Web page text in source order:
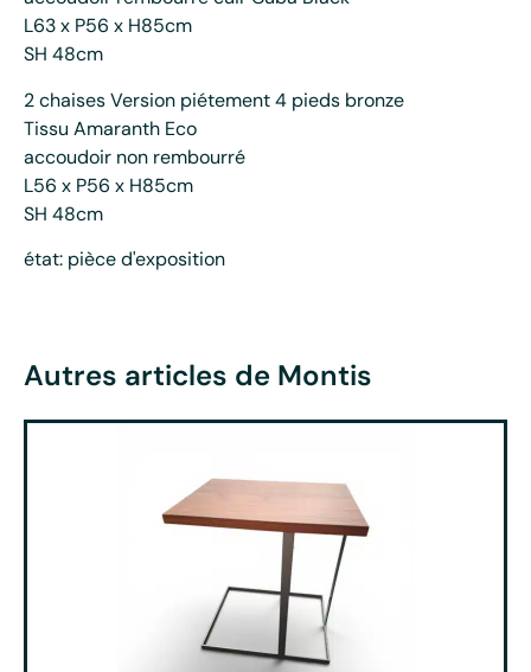
L63 x P56 x H85cm
SH 48cm
2 chaises Version piétement 4 pieds bronze
Tissu Amaranth Eco
accoudoir non rembourré
L56 x P56 x H85cm
SH 48cm
état: pièce d'exposition
Autres articles de Montis